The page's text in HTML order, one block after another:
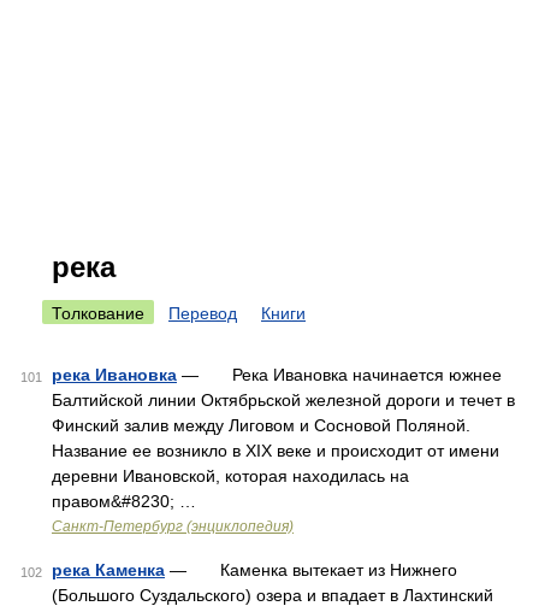
река
Толкование Перевод Книги
101 река Ивановка — Река Ивановка начинается южнее
Балтийской линии Октябрьской железной дороги и течет в
Финский залив между Лиговом и Сосновой Поляной.
Название ее возникло в XIX веке и происходит от имени
деревни Ивановской, которая находилась на
правом&#8230; …
Санкт-Петербург (энциклопедия)
102 река Каменка — Каменка вытекает из Нижнего
(Большого Суздальского) озера и впадает в Лахтинский